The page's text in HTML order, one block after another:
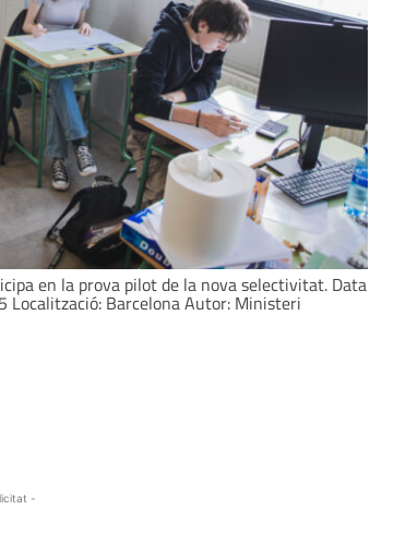
en la prova pilot de la nova selectivitat. Data
Localització: Barcelona Autor: Ministeri
-